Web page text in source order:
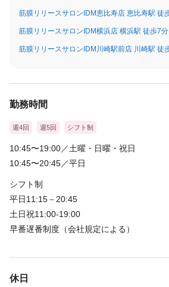
筋膜リリースサロンIDM横浜店 横浜駅 徒歩7分
勤務時間
週4回 週5回 シフト制
10:45〜19:00／土曜・日曜・祝日
10:45〜20:45／平日
シフト制
平日11:15－20:45
土日祝11:00-19:00
早番遅番制度（会社規定による）
休日